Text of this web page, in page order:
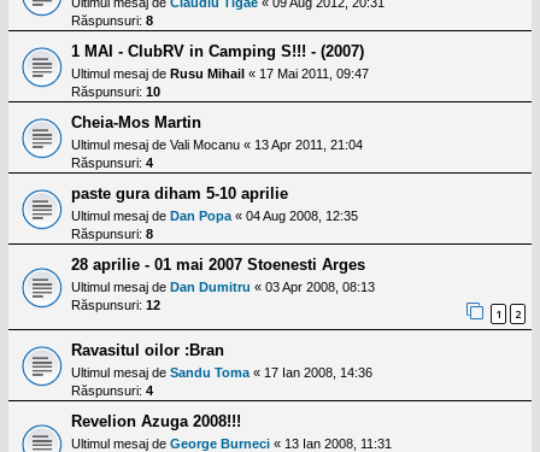
e
s
i
a
u
t
o
r
u
l
o
t
e
n
R
o
n
i
a
Răspunsuri: 8
1 MAI - ClubRV in Camping S!!! - (2007)
Ultimul mesaj de Rusu Mihail « 17 Mai 2011, 09:47
Răspunsuri: 10
Cheia-Mos Martin
Ultimul mesaj de Vali Mocanu « 13 Apr 2011, 21:04
Răspunsuri: 4
paste gura diham 5-10 aprilie
Ultimul mesaj de Dan Popa « 04 Aug 2008, 12:35
Răspunsuri: 8
28 aprilie - 01 mai 2007 Stoenesti Arges
Ultimul mesaj de Dan Dumitru « 03 Apr 2008, 08:13
Răspunsuri: 12
1 2
Ravasitul oilor :Bran
Ultimul mesaj de Sandu Toma « 17 Ian 2008, 14:36
Răspunsuri: 4
Revelion Azuga 2008!!!
Ultimul mesaj de George Burneci « 13 Ian 2008, 11:31